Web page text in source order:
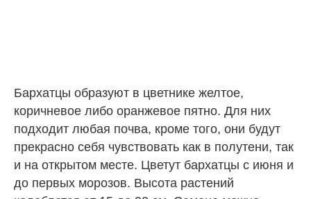
Бархатцы образуют в цветнике желтое,
коричневое либо оранжевое пятно. Для них
подходит любая почва, кроме того, они будут
прекрасно себя чувствовать как в полутени, так
и на открытом месте. Цветут бархатцы с июня и
до первых морозов. Высота растений